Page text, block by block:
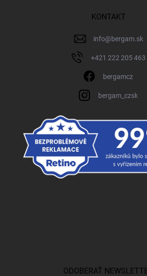
KONTAKT
info@bergam.sk
+421 222 205 463
bergamcz
bergam_czsk
ODOBERAŤ